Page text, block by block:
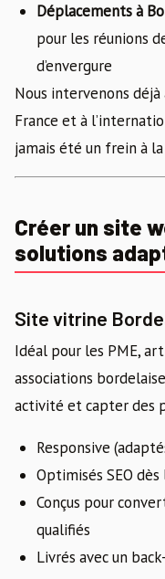
Déplacements à
pour les réunions
d’envergure
Nous intervenons
France et à
jamais été un frein à
Créer un site
solutions
Site vitrine
Idéal pour les PME,
associations
activité et capter des
Responsive
Optimisés SEO
Conçus pour
qualifiés
Livrés avec un